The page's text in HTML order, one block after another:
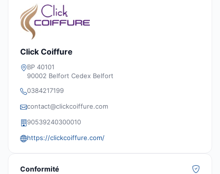
Click Coiffure
BP 40101
90002 Belfort Cedex Belfort
0384217199
contact@clickcoiffure.com
90539240300010
https://clickcoiffure.com/
Conformité